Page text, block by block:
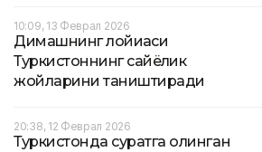
10:09, 13 Феврал 2026
Димашнинг лойиҳаси
Туркистоннинг сайёҳлик
жойларини таништиради
20:38, 12 Феврал 2026
Туркистонда суратга олинган